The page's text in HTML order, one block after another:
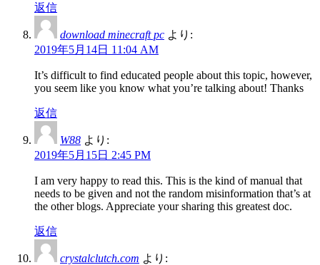
返信
download minecraft pc より:
2019年5月14日 11:04 AM
It’s difficult to find educated people about this topic, however,
you seem like you know what you’re talking about! Thanks
返信
W88 より:
2019年5月15日 2:45 PM
I am very happy to read this. This is the kind of manual that
needs to be given and not the random misinformation that’s at
the other blogs. Appreciate your sharing this greatest doc.
返信
crystalclutch.com より: